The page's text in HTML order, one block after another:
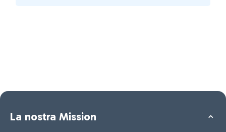
La nostra Mission